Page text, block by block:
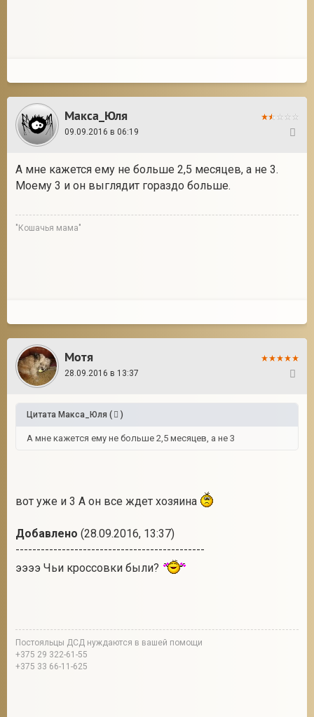
Макса_Юля
09.09.2016 в 06:19
А мне кажется ему не больше 2,5 месяцев, а не 3.
Моему 3 и он выглядит гораздо больше.
"Кошачья мама"
Мотя
28.09.2016 в 13:37
Цитата Макса_Юля ( )
А мне кажется ему не больше 2,5 месяцев, а не 3
вот уже и 3 А он все ждет хозяина
Добавлено (28.09.2016, 13:37)
---------------------------------------------
ээээ Чьи кроссовки были?
Постояльцы ДСД нуждаются в вашей помощи
+375 29 322-61-55
+375 33 66-11-625